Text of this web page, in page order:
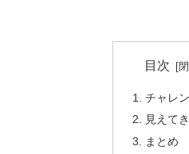
目次
チャレ
見えて
まとめ